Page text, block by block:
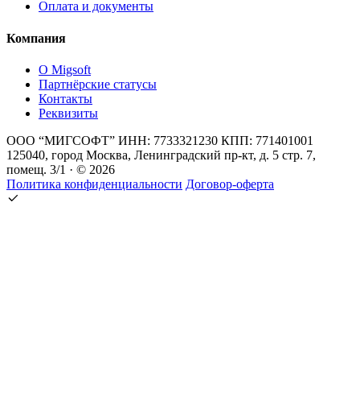
Оплата и документы
Компания
О Migsoft
Партнёрские статусы
Контакты
Реквизиты
ООО “МИГСОФТ” ИНН: 7733321230 КПП: 771401001
125040, город Москва, Ленинградский пр-кт, д. 5 стр. 7,
помещ. 3/1 · © 2026
Политика конфиденциальности Договор-оферта